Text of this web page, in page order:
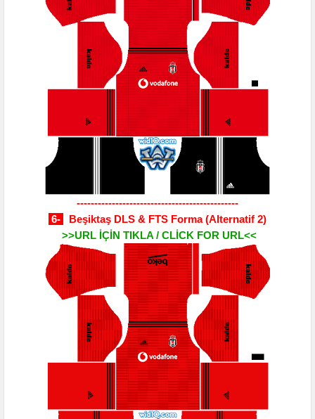
----------------------------------------------
6-
Beşiktaş DLS & FTS Forma(Alternatif 2)
>>URL İÇİN TIKLA / CLİCK FOR URL<<